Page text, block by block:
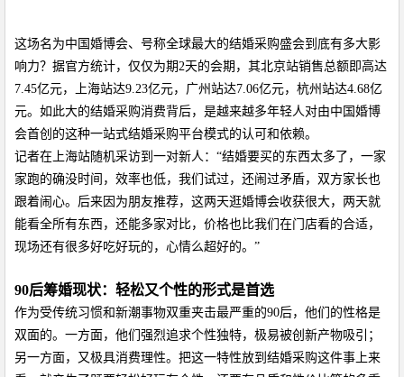
这场名为中国婚博会、号称全球最大的结婚采购盛会到底有多大影
响力？据官方统计，仅仅为期2天的会期，其北京站销售总额即高达
7.45亿元，上海站达9.23亿元，广州站达7.06亿元，杭州站达4.68亿
元。 如此大的结婚采购消费背后，是越来越多年轻人对由中国婚博
会首创的这种一站式结婚采购平台模式的认可和依赖。
记者在 上海站随机采访到一对新人：“结婚要买的东西太多了，一家
家跑的确没时间，效率也低，我们试过，还闹过矛盾，双方家长也
跟着闹心。后来因为朋友推荐，这两天逛婚博会收获很大，两天就
能看全所有东西，还能多家对比，价格也比我们在门店看的合适，
现场还有很多好吃好玩的，心情么超好的。”
90后筹婚现状：轻松又个性的形式是首选
作为受传统习惯和新潮事物双重夹击最严重的90后， 他们的性格是
双面的。一方面，他们强烈追求个性独特，极易被创新产物吸引；
另一方面，又极具消费理性。把这一特性放到结婚采购这件事上来